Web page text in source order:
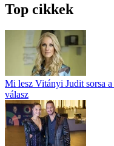
Top cikkek
Mi lesz Vitányi Judit sorsa
válasz